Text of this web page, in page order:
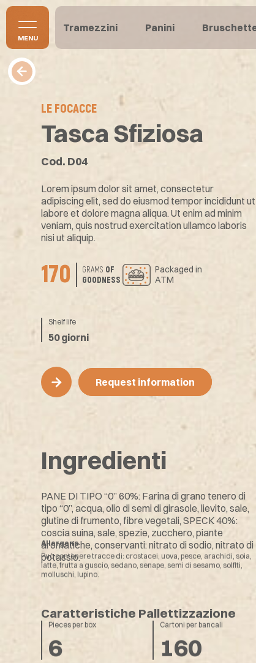
MENU
Tramezzini Panini
LE FOCACCE
Tasca Sfiziosa
Cod. D04
Lorem ipsum dolor sit amet, consectetur
adipiscing elit, sed do eiusmod tempor incididunt ut
labore et dolore magna aliqua. Ut enim ad minim
veniam, quis nostrud exercitation ullamco laboris
nisi ut aliquip.
170 GRAMS OF
GOODNESS
Packaged in
ATM
Shelf life
50 giorni
Request information
Request information
Ingredienti
PANE DI TIPO “0” 60%: Farina di grano tenero di
tipo “0”, acqua, olio di semi di girasole, lievito, sale,
glutine di frumento, fibre vegetali, SPECK 40%:
coscia suina, sale, spezie, zucchero, piante
aromatiche, conservanti: nitrato di sodio, nitrato di
potassio.
Allergens
Può contenere tracce di: crostacei, uova, pesce, arachidi, soia,
latte, frutta a guscio, sedano, senape, semi di sesamo, solfiti,
molluschi, lupino.
Caratteristiche Pallettizzazione
Pieces per box
6
Cartoni per bancali
160